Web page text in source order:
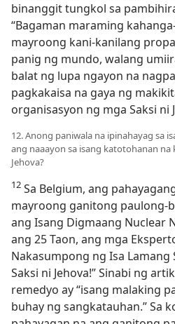
binanggit tungkol sa
“Bagaman maraming
mayroong kani-kanilang
panig ng mundo, walang
balat ng lupa ngayon na
pagkakaisa na gaya ng
organisasyon ng mga Saksi ni
12. Anong paniwala na ipinahayag sa
ang naaayon sa isang katotohanan na
Jehova?
12 Sa Belgium, ang
mayroong ganitong paulong-
ang Isang Digmaang Nuclear
ang 25 Taon, ang mga
Nakasumpong ng Isa Lamang
Saksi ni Jehova!” Sinabi ng
remedyo ay “isang malaking
buhay ng sangkatauhan.” Sa